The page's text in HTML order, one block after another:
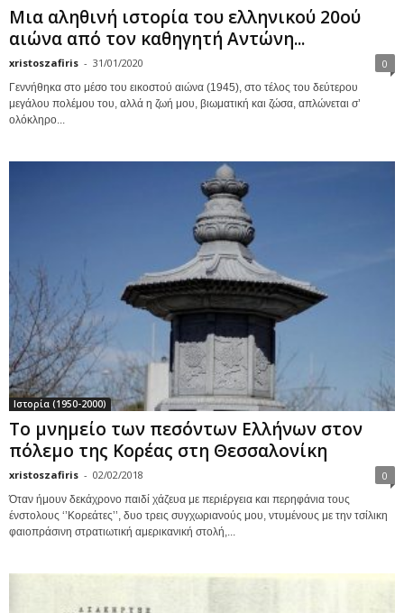
Μια αληθινή ιστορία του ελληνικού 20ού
αιώνα από τον καθηγητή Αντώνη...
xristoszafiris - 31/01/2020 0
Γεννήθηκα στο μέσο του εικοστού αιώνα (1945), στο τέλος του δεύτερου
μεγάλου πολέμου του, αλλά η ζωή μου, βιωματική και ζώσα, απλώνεται σ’
ολόκληρο...
Ιστορία (1950-2000)
Το μνημείο των πεσόντων Ελλήνων στον
πόλεμο της Κορέας στη Θεσσαλονίκη
xristoszafiris - 02/02/2018 0
Όταν ήμουν δεκάχρονο παιδί χάζευα με περιέργεια και περηφάνια τους
ένστολους ‘’Κορεάτες’’, δυο τρεις συγχωριανούς μου, ντυμένους με την τσίλικη
φαιοπράσινη στρατιωτική αμερικανική στολή,...